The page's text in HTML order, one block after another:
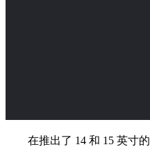
在推出了 14 和 15 英寸的